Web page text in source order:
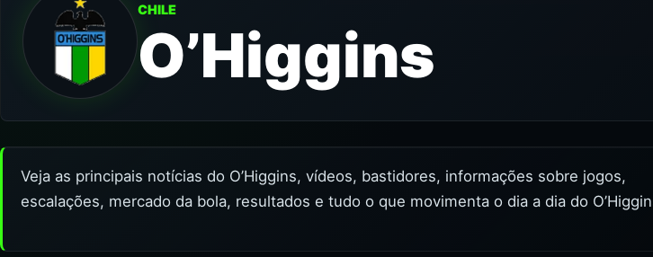
CHILE
O’Higgins
Veja as principais notícias do O’Higgins, vídeos, bastidores, informações sobre jogos,
escalações, mercado da bola, resultados e tudo o que movimenta o dia a dia do